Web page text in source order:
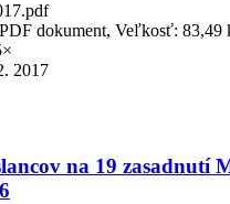
dokument, Veľkosť: 83,49
2017
na 19 zasadnutí